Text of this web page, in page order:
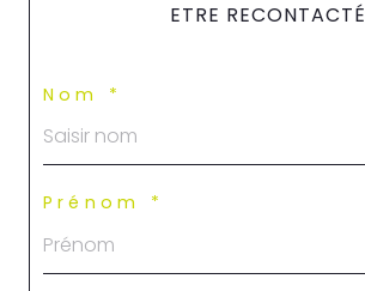
ETRE RECONTACTÉ
Nom *
Prénom *